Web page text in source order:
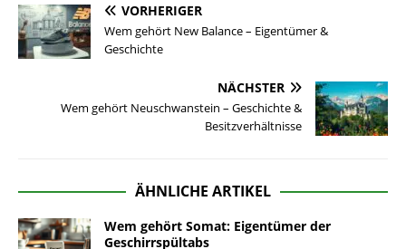
VORHERIGER
Wem gehört New Balance – Eigentümer &
Geschichte
NÄCHSTER
Wem gehört Neuschwanstein – Geschichte &
Besitzverhältnisse
ÄHNLICHE ARTIKEL
Wem gehört Somat: Eigentümer der
Geschirrspültabs